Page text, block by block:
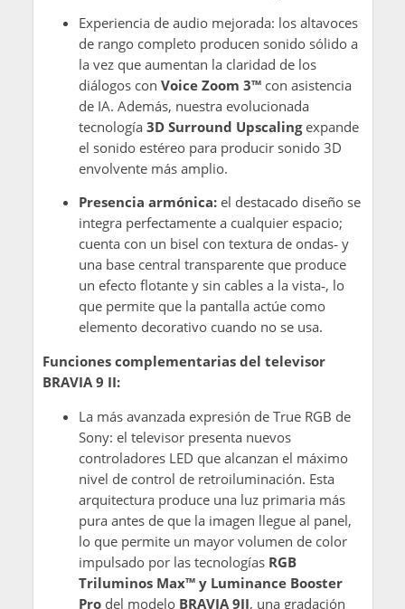
Experiencia de audio mejorada: los altavoces
de rango completo producen sonido sólido a
la vez que aumentan la claridad de los
diálogos con Voice Zoom 3™ con asistencia
de IA. Además, nuestra evolucionada
tecnología 3D Surround Upscalingexpande
el sonido estéreo para producir sonido 3D
envolvente más amplio.
Presencia armónica:el destacado diseño se
integra perfectamente a cualquier espacio;
cuenta con un bisel con textura de ondas‑ y
una base central transparente que produce
un efecto flotante y sin cables a la vista‑, lo
que permite que la pantalla actúe como
elemento decorativo cuando no se usa.
Funciones complementarias del televisor
BRAVIA 9 II:
La más avanzada expresión de True RGB de
Sony: el televisor presenta nuevos
controladores LED que alcanzan el máximo
nivel de control de retroiluminación. Esta
arquitectura produce una luz primaria más
pura antes de que la imagen llegue al panel,
lo que permite un mayor volumen de color
impulsado por las tecnologías RGB
Triluminos Max™ y Luminance Booster
Prodel modelo BRAVIA 9II, una gradación